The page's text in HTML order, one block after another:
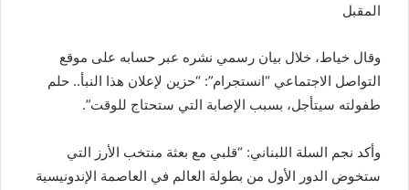
المقبل
وقال خياط، خلال بيان رسمي نشره عبر حسابه على موقع
التواصل الاجتماعي “انستجرام”: “حزين لإعلان هذا النبأ.. حلم
طفولته سيتأجل، بسبب الإصابة التي ستحتاج للوقت”.
وأكد نجم السلة اللبناني: “قلبي مع بعثة منتخب الأرز التي
ستخوض الدور الأول من بطولة العالم في العاصمة الإندونيسية